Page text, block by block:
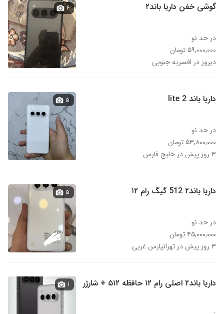
گوشی خفن داریا باند۲
در حد نو
۵۹,۰۰۰,۰۰۰ تومان
دیروز در افسریه جنوبی
۶
داریا باند 2 lite
در حد نو
۵۳,۸۰۰,۰۰۰ تومان
۳ روز پیش در خلیج فارس
۵
داریا باند۲ 512 گیگ رام ۱۲
در حد نو
۴۵,۰۰۰,۰۰۰ تومان
۳ روز پیش در تهرانپارس غربی
۵
داریا باند۲ اصلی رام ۱۲ حافظه ۵۱۲ + شارژر ۱